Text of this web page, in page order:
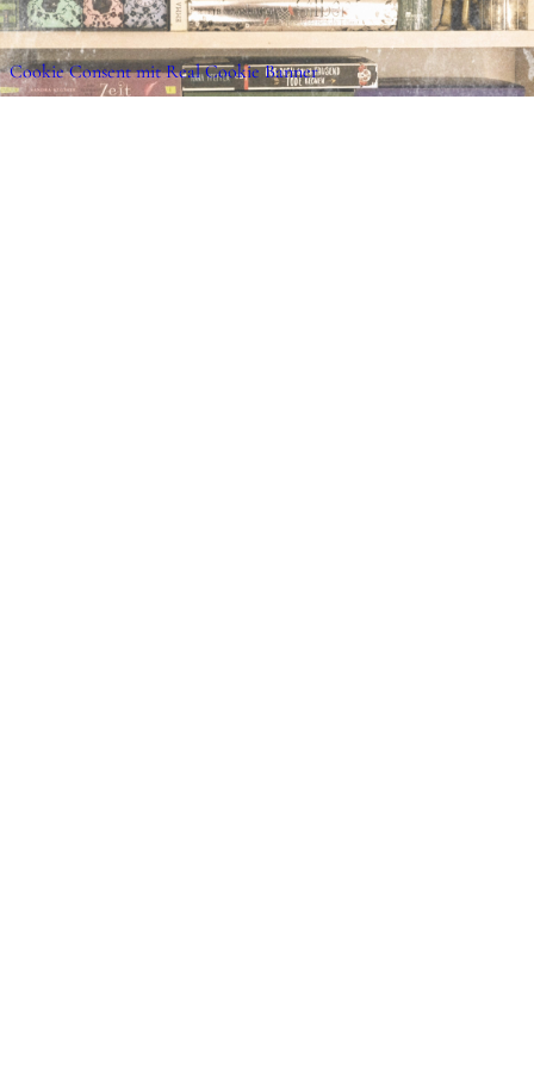
Nikola Hotel “Ever – Wann immer du mich
Paper-Love-Reihe 1” (©2021 Kyss by
Cookie Consent mit Real Cookie Banner